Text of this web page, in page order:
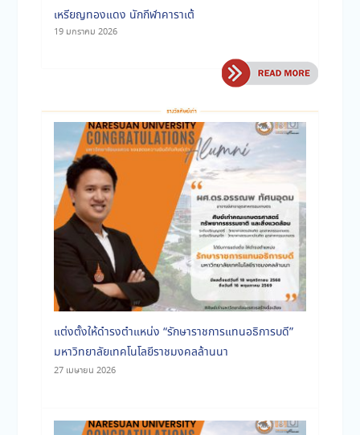
เหรียญทองแดง นักกีฬาคาราเต้
19 มกราคม 2026
แต่งตั้งให้ดำรงตำแหน่ง “รักษาราชการแทนอธิการบดี”
มหาวิทยาลัยเทคโนโลยีราชมงคลล้านนา
27 เมษายน 2026